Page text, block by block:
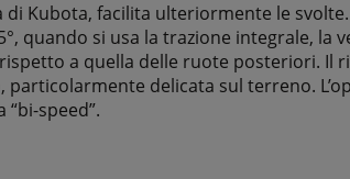
di Kubota, facilita ulteriormente le
quando si usa la trazione integrale, la
a quella delle ruote posteriori. Il
delicata sul terreno.
speed”.